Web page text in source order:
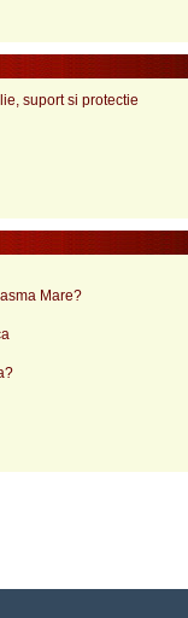
suport si protectie
Mare?